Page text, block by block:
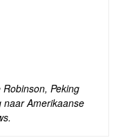
Peking
naar Amerikaanse